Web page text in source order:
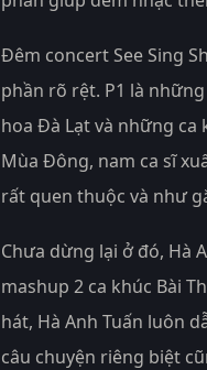
Đêm concert See Sing
phần rõ rệt. P1 là
hoa Đà Lạt và những ca
Mùa Đông, nam ca sĩ
rất quen thuộc và như
Chưa dừng lại ở đó, Hà
mashup 2 ca khúc Bài
hát, Hà Anh Tuấn luôn
câu chuyện riêng biệt